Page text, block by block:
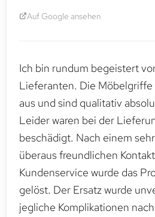
Auf Google ansehen
Ich bin rundum begeistert
Lieferanten. Die Möbelgriffe
aus und sind qualitativ
Leider waren bei der
beschädigt. Nach einem
überaus freundlichen
Kundenservice wurde das
gelöst. Der Ersatz wurde
jegliche Komplikationen